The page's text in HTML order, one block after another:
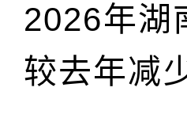
2026年湖
较去年减